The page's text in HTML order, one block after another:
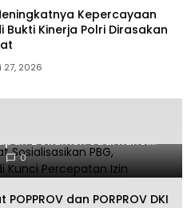
Kepercayaan
Bukti Kinerja Polri Dirasakan
27, 2026
Barat Sosialisasikan
Dokumen Jadi Kunci
0
dan PORPROV DKI